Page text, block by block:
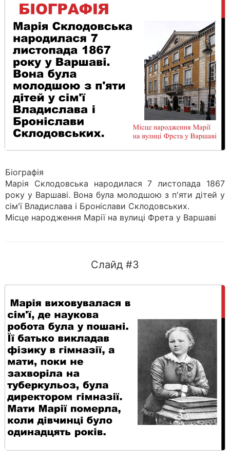
Біографія
Марія Склодовська народилася 7 листопада 1867
року у Варшаві. Вона була молодшою з п'яти дітей у
сім'ї Владислава і Броніслави Склодовських.
Місце народження Марії на вулиці Фрета у Варшаві
Слайд #3